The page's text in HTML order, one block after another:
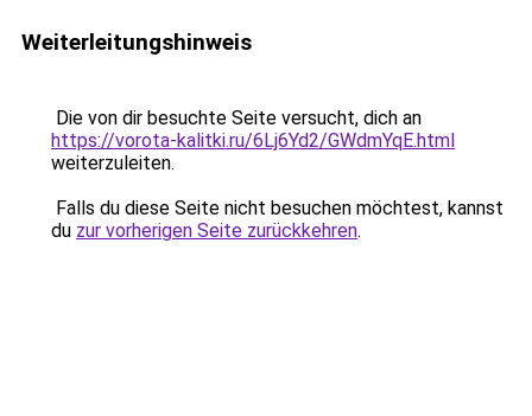
Weiterleitungshinweis
Die von dir besuchte Seite versucht, dich an
https://vorota-kalitki.ru/6Lj6Yd2/GWdmYqE.html
weiterzuleiten.
Falls du diese Seite nicht besuchen möchtest, kannst
du zur vorherigen Seite zurückkehren.